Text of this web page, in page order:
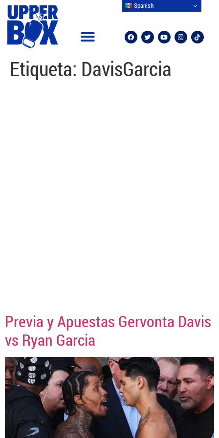
Etiqueta: DavisGarcia
Previa y Apuestas Gervonta Davis
vs Ryan Garcia
Spanish